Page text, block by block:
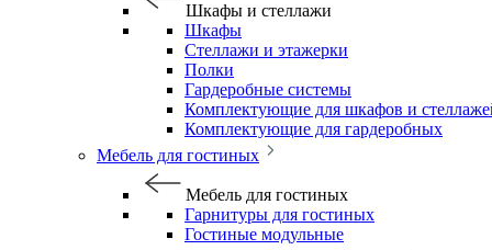
Шкафы и стеллажи
Шкафы
Стеллажи и этажерки
Полки
Гардеробные системы
Комплектующие для шкафов и
Комплектующие для гардеробных
Мебель для гостиных
Мебель для гостиных
Гарнитуры для гостиных
Гостиные модульные